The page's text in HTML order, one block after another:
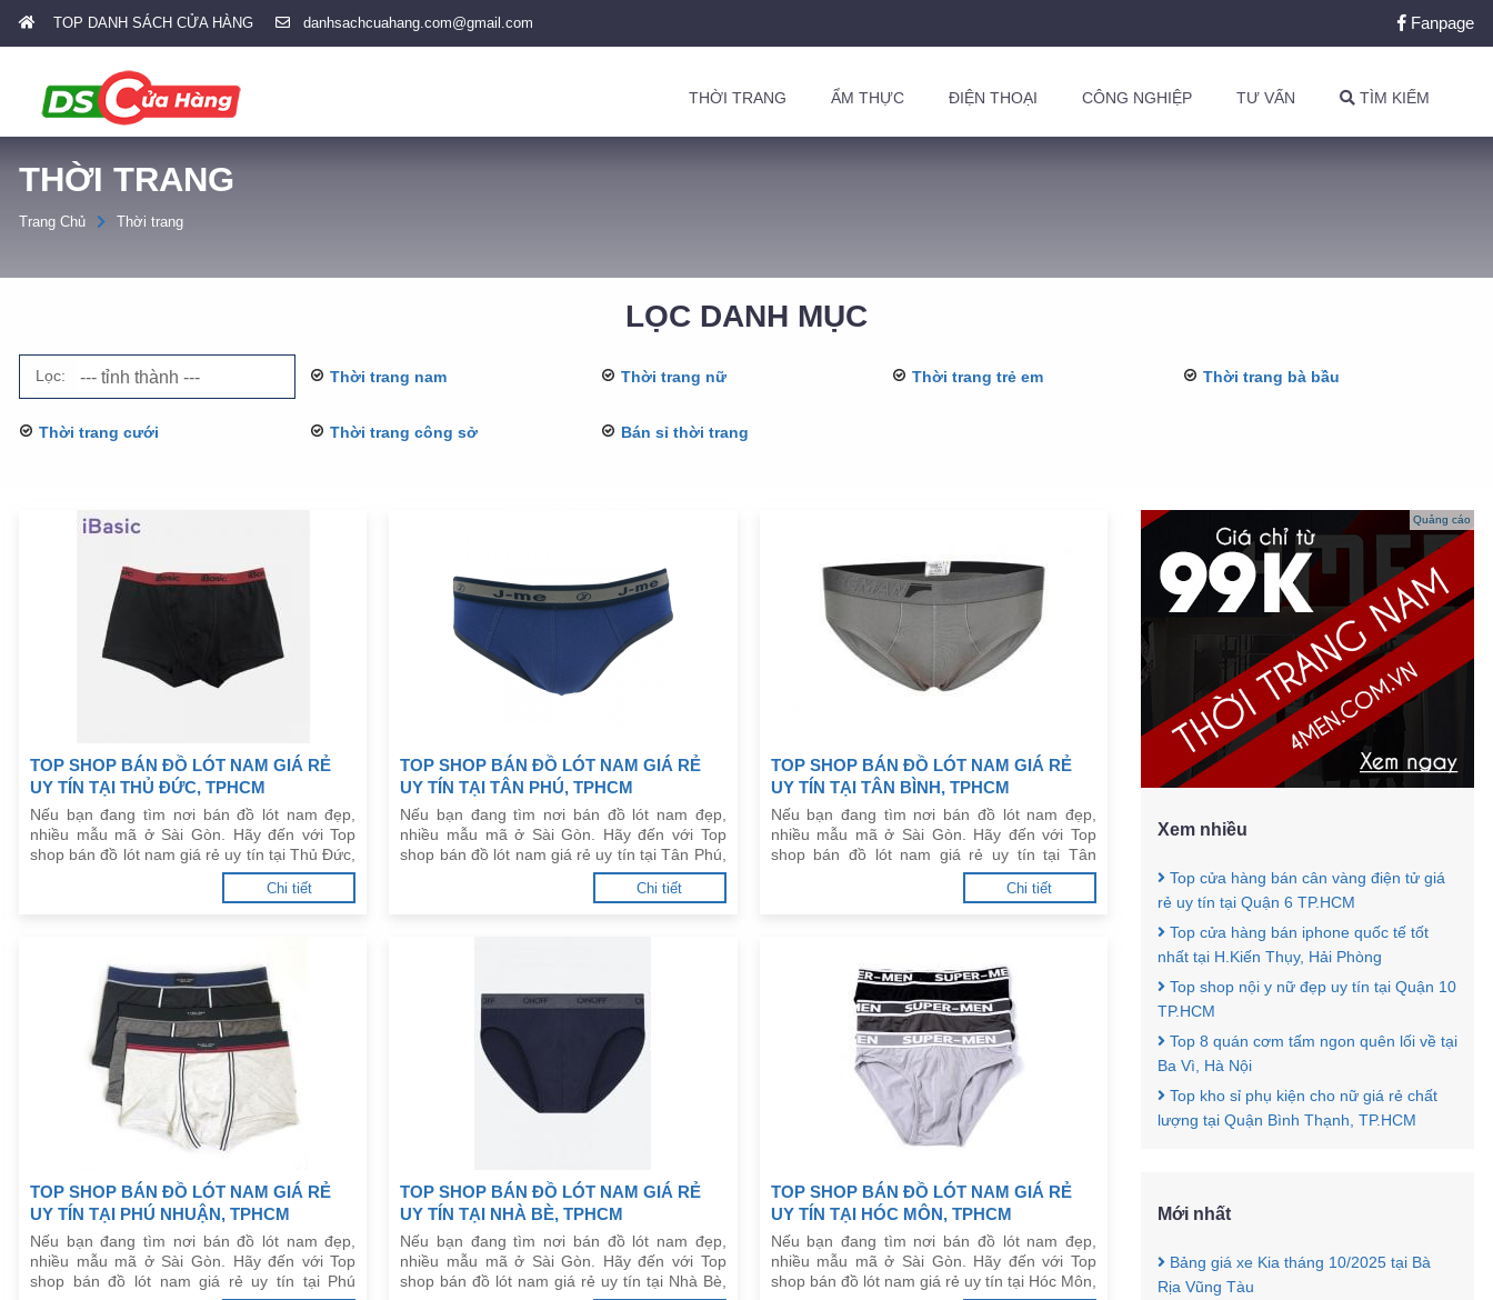
TOP DANH SÁCH CỬA HÀNG danhsachcuahang.com@gmail.com Fanpage
THỜI TRANG ẨM THỰC ĐIỆN THOẠI CÔNG NGHIỆP TƯ VẤN TÌM KIẾM
THỜI TRANG
Trang Chủ Thời trang
LỌC DANH MỤC
Lọc: Thời trang nam Thời trang nữ Thời trang trẻ em Thời trang bà bầu
Thời trang cưới Thời trang công sở Bán sỉ thời trang
TOP SHOP BÁN ĐỒ LÓT NAM GIÁ RẺ
UY TÍN TẠI THỦ ĐỨC, TPHCM
Nếu bạn đang tìm nơi bán đồ lót nam đẹp,
nhiều mẫu mã ở Sài Gòn. Hãy đến với Top
shop bán đồ lót nam giá rẻ uy tín tại Thủ Đức,
Chi tiết
TOP SHOP BÁN ĐỒ LÓT NAM GIÁ RẺ
UY TÍN TẠI TÂN PHÚ, TPHCM
Nếu bạn đang tìm nơi bán đồ lót nam đẹp,
nhiều mẫu mã ở Sài Gòn. Hãy đến với Top
shop bán đồ lót nam giá rẻ uy tín tại Tân Phú,
Chi tiết
TOP SHOP BÁN ĐỒ LÓT NAM GIÁ RẺ
UY TÍN TẠI TÂN BÌNH, TPHCM
Nếu bạn đang tìm nơi bán đồ lót nam đẹp,
nhiều mẫu mã ở Sài Gòn. Hãy đến với Top
shop bán đồ lót nam giá rẻ uy tín tại Tân
Chi tiết
TOP SHOP BÁN ĐỒ LÓT NAM GIÁ RẺ
UY TÍN TẠI PHÚ NHUẬN, TPHCM
Nếu bạn đang tìm nơi bán đồ lót nam đẹp,
nhiều mẫu mã ở Sài Gòn. Hãy đến với Top
shop bán đồ lót nam giá rẻ uy tín tại Phú
TOP SHOP BÁN ĐỒ LÓT NAM GIÁ RẺ
UY TÍN TẠI NHÀ BÈ, TPHCM
Nếu bạn đang tìm nơi bán đồ lót nam đẹp,
nhiều mẫu mã ở Sài Gòn. Hãy đến với Top
shop bán đồ lót nam giá rẻ uy tín tại Nhà Bè,
TOP SHOP BÁN ĐỒ LÓT NAM GIÁ RẺ
UY TÍN TẠI HÓC MÔN, TPHCM
Nếu bạn đang tìm nơi bán đồ lót nam đẹp,
nhiều mẫu mã ở Sài Gòn. Hãy đến với Top
shop bán đồ lót nam giá rẻ uy tín tại Hóc Môn,
Quảng cáo
Xem nhiều
Top cửa hàng bán cân vàng điện tử giá
rẻ uy tín tại Quận 6 TP.HCM
Top cửa hàng bán iphone quốc tế tốt
nhất tại H.Kiến Thụy, Hải Phòng
Top shop nội y nữ đẹp uy tín tại Quận 10
TP.HCM
Top 8 quán cơm tấm ngon quên lối về tại
Ba Vì, Hà Nội
Top kho sỉ phụ kiện cho nữ giá rẻ chất
lượng tại Quận Bình Thạnh, TP.HCM
Mới nhất
Bảng giá xe Kia tháng 10/2025 tại Bà
Rịa Vũng Tàu